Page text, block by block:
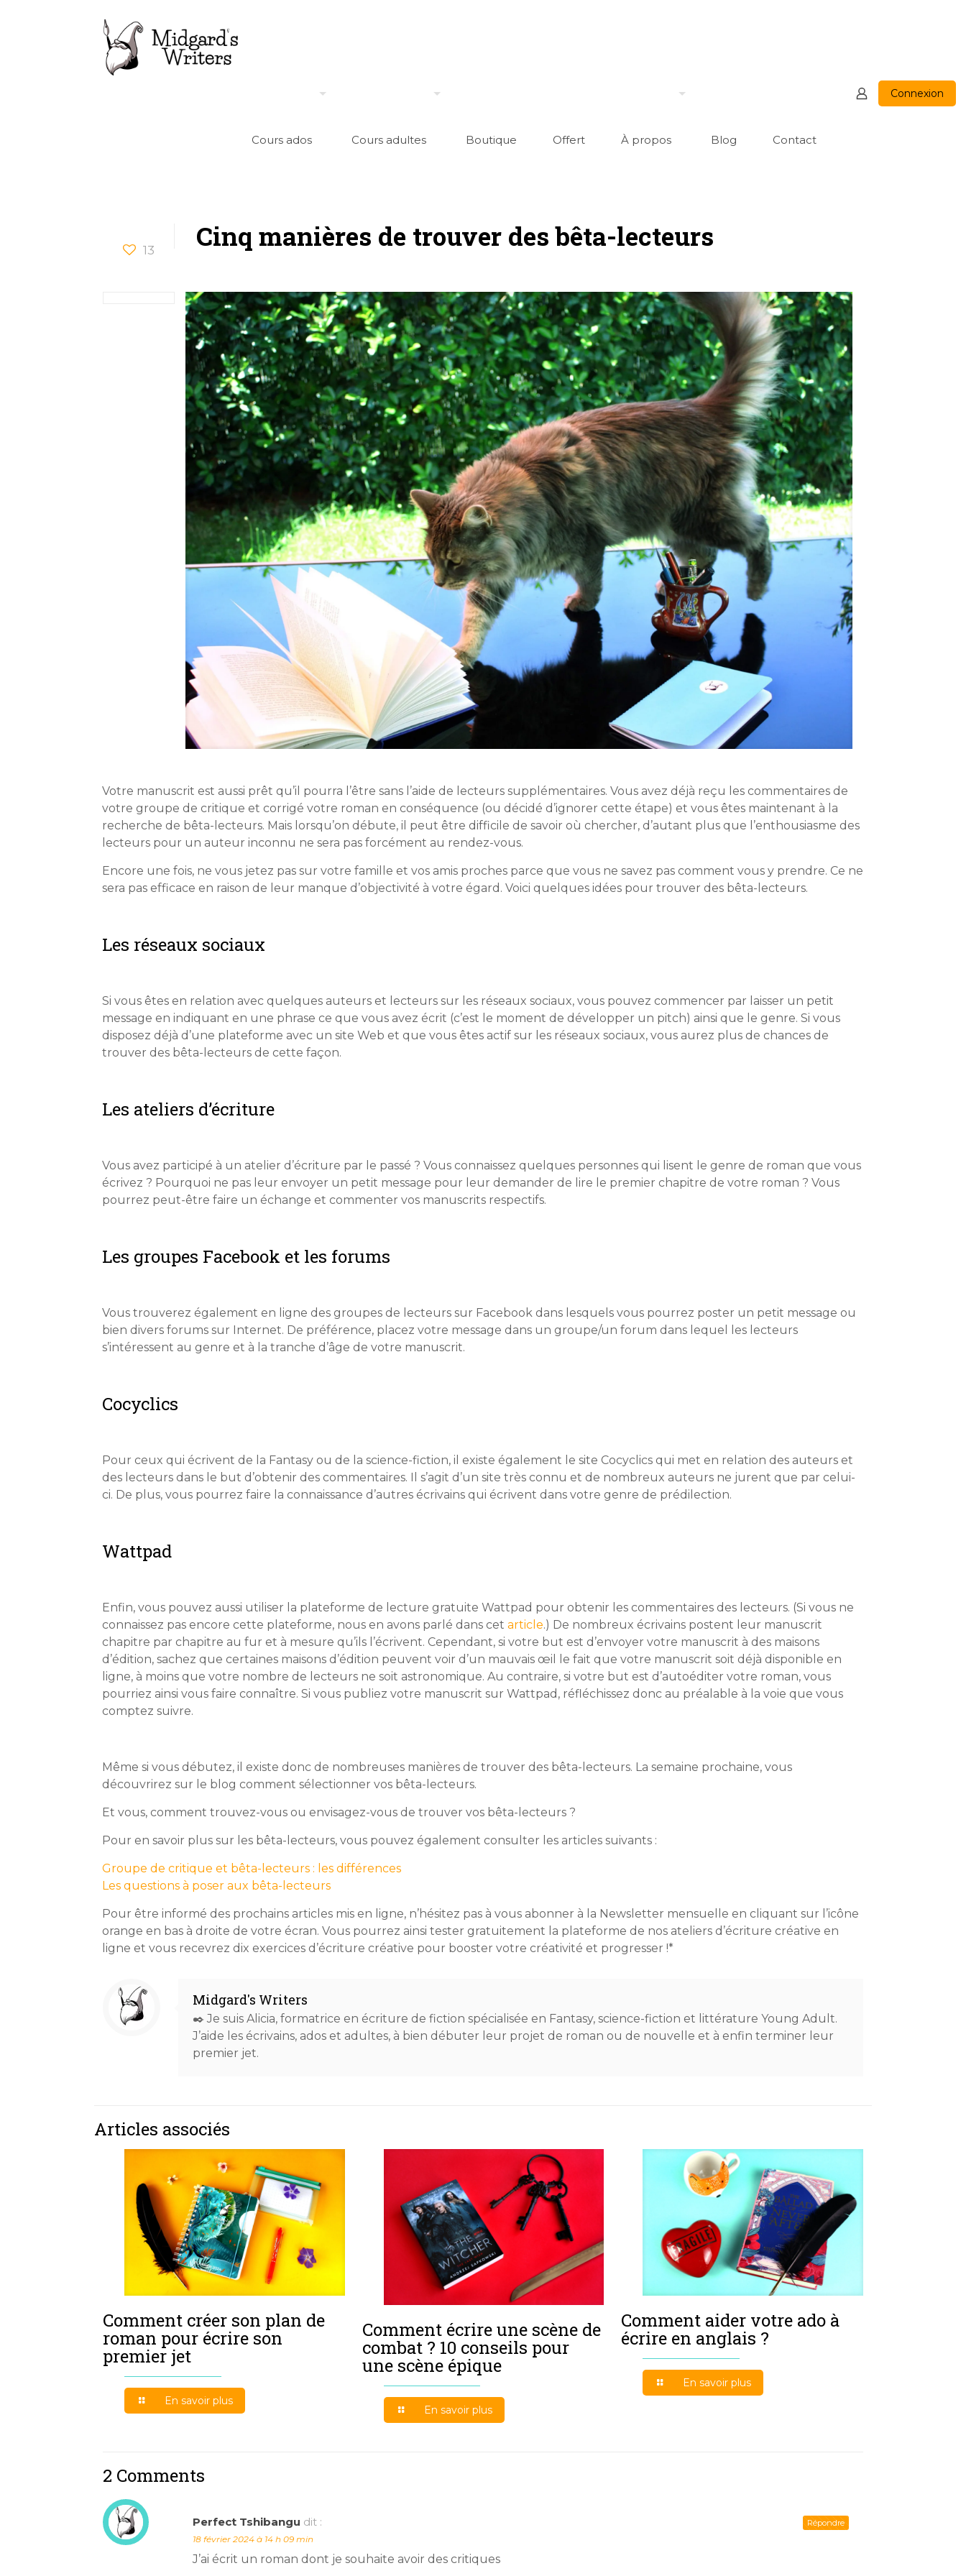
Cours ados Cours adultes Boutique Offert À propos Blog Contact
Connexion
13 Cinq manières de trouver des bêta-lecteurs
Votre manuscrit est aussi prêt qu’il pourra l’être sans l’aide de lecteurs supplémentaires. Vous avez déjà reçu les commentaires de
votre groupe de critique et corrigé votre roman en conséquence (ou décidé d’ignorer cette étape) et vous êtes maintenant à la
recherche de bêta-lecteurs. Mais lorsqu’on débute, il peut être difficile de savoir où chercher, d’autant plus que l’enthousiasme des
lecteurs pour un auteur inconnu ne sera pas forcément au rendez-vous.
Encore une fois, ne vous jetez pas sur votre famille et vos amis proches parce que vous ne savez pas comment vous y prendre. Ce ne
sera pas efficace en raison de leur manque d’objectivité à votre égard. Voici quelques idées pour trouver des bêta-lecteurs.
Les réseaux sociaux
Si vous êtes en relation avec quelques auteurs et lecteurs sur les réseaux sociaux, vous pouvez commencer par laisser un petit
message en indiquant en une phrase ce que vous avez écrit (c’est le moment de développer un pitch) ainsi que le genre. Si vous
disposez déjà d’une plateforme avec un site Web et que vous êtes actif sur les réseaux sociaux, vous aurez plus de chances de
trouver des bêta-lecteurs de cette façon.
Les ateliers d’écriture
Vous avez participé à un atelier d’écriture par le passé ? Vous connaissez quelques personnes qui lisent le genre de roman que vous
écrivez ? Pourquoi ne pas leur envoyer un petit message pour leur demander de lire le premier chapitre de votre roman ? Vous
pourrez peut-être faire un échange et commenter vos manuscrits respectifs.
Les groupes Facebook et les forums
Vous trouverez également en ligne des groupes de lecteurs sur Facebook dans lesquels vous pourrez poster un petit message ou
bien divers forums sur Internet. De préférence, placez votre message dans un groupe/un forum dans lequel les lecteurs
s’intéressent au genre et à la tranche d’âge de votre manuscrit.
Cocyclics
Pour ceux qui écrivent de la Fantasy ou de la science-fiction, il existe également le site Cocyclics qui met en relation des auteurs et
des lecteurs dans le but d’obtenir des commentaires. Il s’agit d’un site très connu et de nombreux auteurs ne jurent que par celui-
ci. De plus, vous pourrez faire la connaissance d’autres écrivains qui écrivent dans votre genre de prédilection.
Wattpad
Enfin, vous pouvez aussi utiliser la plateforme de lecture gratuite Wattpad pour obtenir les commentaires des lecteurs. (Si vous ne
connaissez pas encore cette plateforme, nous en avons parlé dans cet article.) De nombreux écrivains postent leur manuscrit
chapitre par chapitre au fur et à mesure qu’ils l’écrivent. Cependant, si votre but est d’envoyer votre manuscrit à des maisons
d’édition, sachez que certaines maisons d’édition peuvent voir d’un mauvais œil le fait que votre manuscrit soit déjà disponible en
ligne, à moins que votre nombre de lecteurs ne soit astronomique. Au contraire, si votre but est d’autoéditer votre roman, vous
pourriez ainsi vous faire connaître. Si vous publiez votre manuscrit sur Wattpad, réfléchissez donc au préalable à la voie que vous
comptez suivre.
Même si vous débutez, il existe donc de nombreuses manières de trouver des bêta-lecteurs. La semaine prochaine, vous
découvrirez sur le blog comment sélectionner vos bêta-lecteurs.
Et vous, comment trouvez-vous ou envisagez-vous de trouver vos bêta-lecteurs ?
Pour en savoir plus sur les bêta-lecteurs, vous pouvez également consulter les articles suivants :
Groupe de critique et bêta-lecteurs : les différences
Les questions à poser aux bêta-lecteurs
Pour être informé des prochains articles mis en ligne, n’hésitez pas à vous abonner à la Newsletter mensuelle en cliquant sur l’icône
orange en bas à droite de votre écran. Vous pourrez ainsi tester gratuitement la plateforme de nos ateliers d’écriture créative en
ligne et vous recevrez dix exercices d’écriture créative pour booster votre créativité et progresser !*
Midgard's Writers
✒️ Je suis Alicia, formatrice en écriture de fiction spécialisée en Fantasy, science-fiction et littérature Young Adult.
J’aide les écrivains, ados et adultes, à bien débuter leur projet de roman ou de nouvelle et à enfin terminer leur
premier jet.
Articles associés
Comment créer son plan de
roman pour écrire son
premier jet
En savoir plus
Comment écrire une scène de
combat ? 10 conseils pour
une scène épique
En savoir plus
Comment aider votre ado à
écrire en anglais ?
En savoir plus
2 Comments
Perfect Tshibangu dit :
18 février 2024 à 14 h 09 min
J’ai écrit un roman dont je souhaite avoir des critiques
Répondre